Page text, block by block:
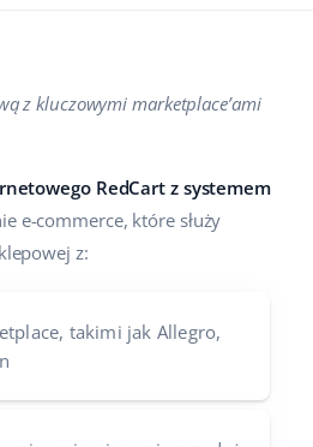
z kluczowymi marketplace’ami
RedCart z systemem
e-commerce, które służy
z:
takimi jak Allegro,